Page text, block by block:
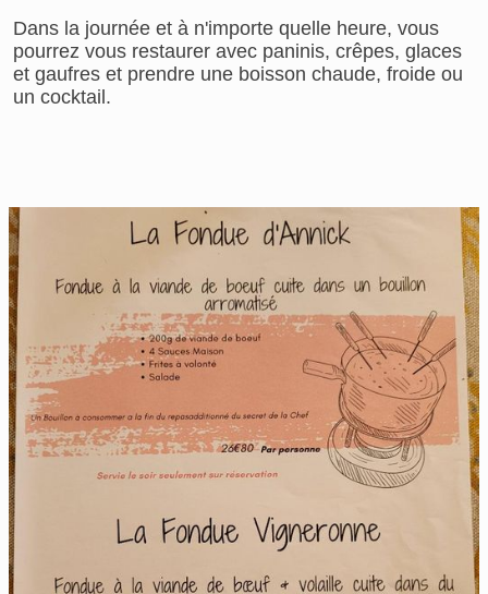
Dans la journée et à n'importe quelle heure, vous
pourrez vous restaurer avec paninis, crêpes, glaces
et gaufres et prendre une boisson chaude, froide ou
un cocktail.